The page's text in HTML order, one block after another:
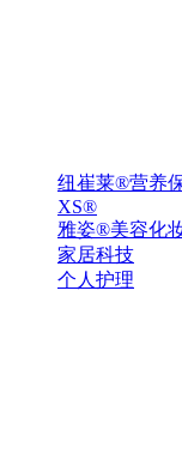
纽崔莱®营养
XS®
雅姿®美容化
家居科技
个人护理